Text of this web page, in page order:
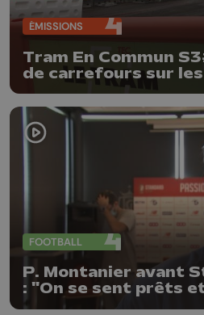
ÉMISSIONS
Tram En Commun
de carrefours sur
Sclessin
FOOTBALL
P. Montanier avant
: "On se sent prêts
débuter"